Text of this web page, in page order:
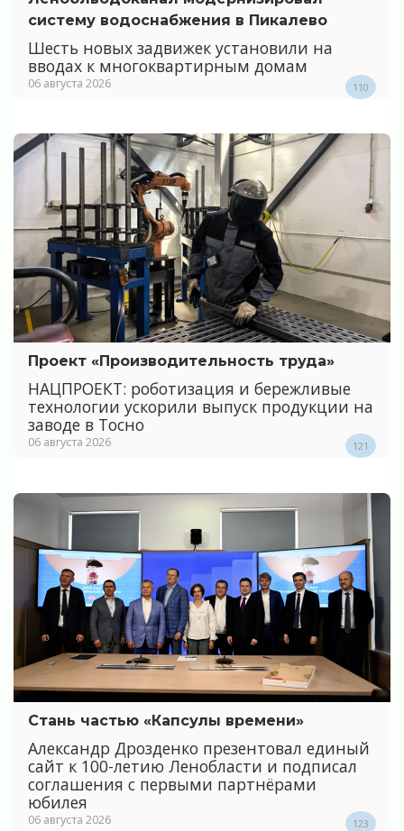
систему водоснабжения в Пикалево
Шесть новых задвижек установили на
вводах к многоквартирным домам
06 августа 2026 110
Проект «Производительность труда»
НАЦПРОЕКТ: роботизация и бережливые
технологии ускорили выпуск продукции на
заводе в Тосно
06 августа 2026 121
Стань частью «Капсулы времени»
Александр Дрозденко презентовал единый
сайт к 100-летию Ленобласти и подписал
соглашения с первыми партнёрами
юбилея
06 августа 2026 123